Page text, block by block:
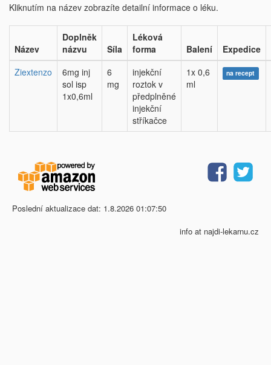
Kliknutím na název zobrazíte detailní informace o léku.
Název
Doplněk
názvu
Síla
Léková
forma
Balení
Expedice
Ziextenzo
6mg inj
sol isp
1x0,6ml
6
mg
injekční
roztok v
předplněné
injekční
stříkačce
1x 0,6
ml
na recept
Poslední aktualizace dat: 1.8.2026 01:07:50
info at najdi-lekarnu.cz